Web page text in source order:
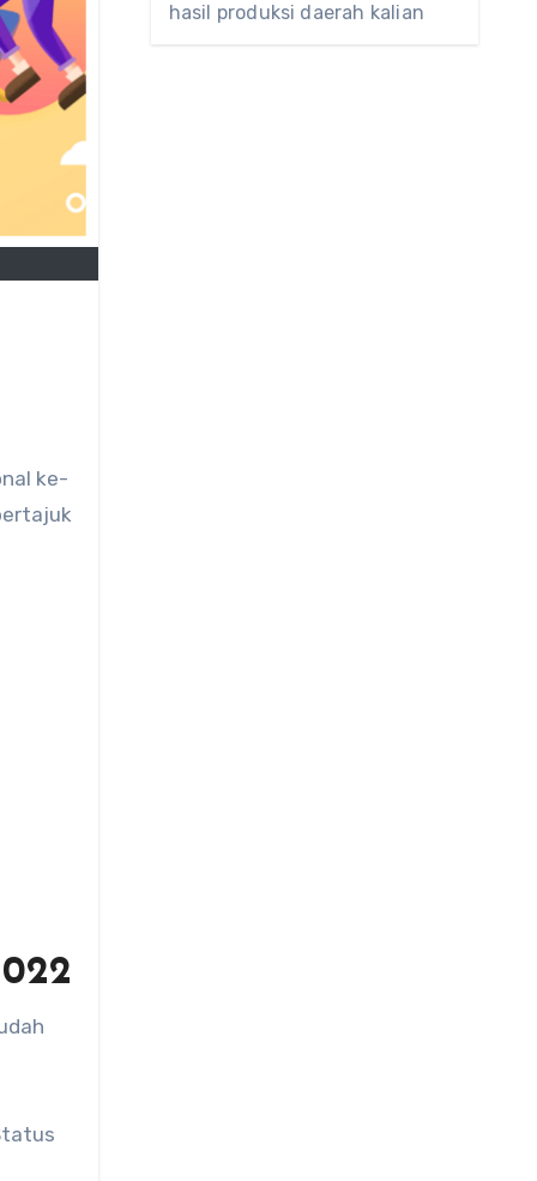
ke-
hasil produksi daerah kalian